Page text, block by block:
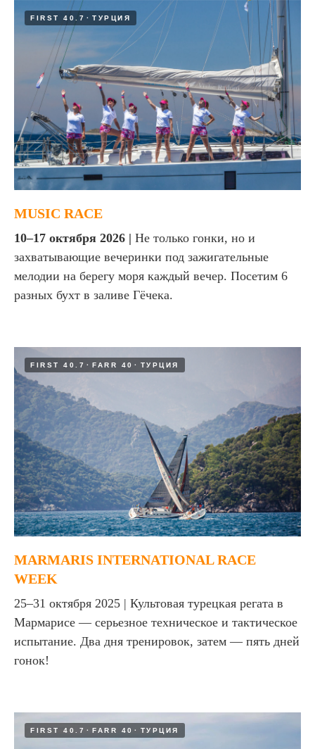
FIRST 40.7 ТУРЦИЯ
MUSIC RACE
10–17 октября 2026 | Не только гонки, но и
захватывающие вечеринки под зажигательные
мелодии на берегу моря каждый вечер. Посетим 6
разных бухт в заливе Гёчека.
FIRST 40.7 FARR 40 ТУРЦИЯ
MARMARIS INTERNATIONAL RACE
WEEK
25–31 октября 2025 | Культовая турецкая регата в
Мармарисе — серьезное техническое и тактическое
испытание. Два дня тренировок, затем — пять дней
гонок!
FIRST 40.7 FARR 40 ТУРЦИЯ